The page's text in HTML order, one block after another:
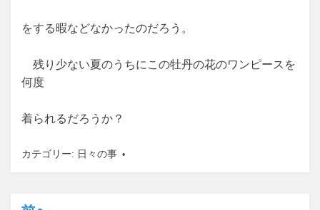
をする暇などなかったのだろう。
残り少ない夏のうちにこの牡丹の花のワンピースを
何度
着られるだろうか？
カテゴリー: 日々の事